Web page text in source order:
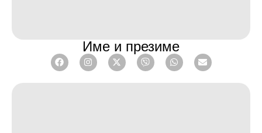
Име и презиме